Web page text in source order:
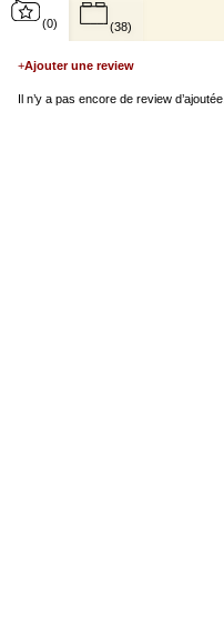
(0)
+Ajouter une review
Il n’y a pas encore de review d’ajoutée.
(38)